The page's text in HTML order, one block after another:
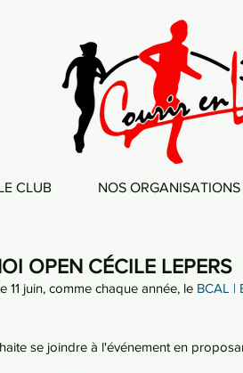
CLUB NOS ORGANISATIONS
OPEN CÉCILE LEPERS
11 juin, comme chaque année, le BCAL |
se joindre à l'événement en